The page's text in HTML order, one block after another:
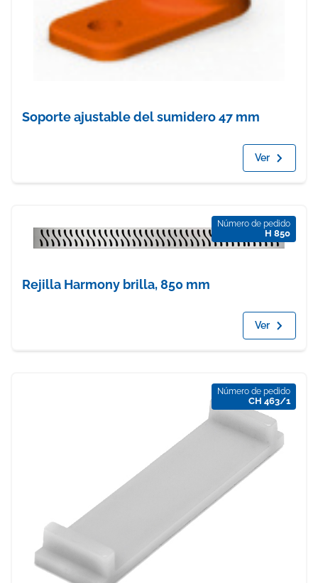
Soporte ajustable del sumidero 47 mm
Ver
Número de pedido
H 850
Rejilla Harmony brilla, 850 mm
Ver
Número de pedido
CH 463/1